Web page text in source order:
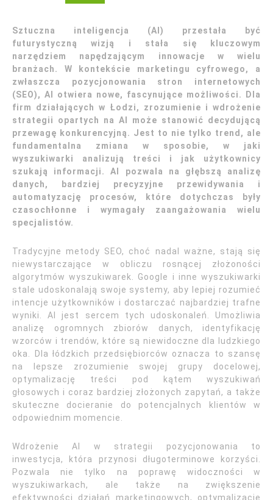
Sztuczna inteligencja (AI) przestała być
futurystyczną wizją i stała się kluczowym
narzędziem napędzającym innowacje w wielu
branżach. W kontekście marketingu cyfrowego, a
zwłaszcza pozycjonowania stron internetowych
(SEO), AI otwiera nowe, fascynujące możliwości. Dla
firm działających w Łodzi, zrozumienie i wdrożenie
strategii opartych na AI może stanowić decydującą
przewagę konkurencyjną. Jest to nie tylko trend, ale
fundamentalna zmiana w sposobie, w jaki
wyszukiwarki analizują treści i jak użytkownicy
szukają informacji. AI pozwala na głębszą analizę
danych, bardziej precyzyjne przewidywania i
automatyzację procesów, które dotychczas były
czasochłonne i wymagały zaangażowania wielu
specjalistów.
Tradycyjne metody SEO, choć nadal ważne, stają się
niewystarczające w obliczu rosnącej złożoności
algorytmów wyszukiwarek. Google i inne wyszukiwarki
stale udoskonalają swoje systemy, aby lepiej rozumieć
intencje użytkowników i dostarczać najbardziej trafne
wyniki. AI jest sercem tych udoskonaleń. Umożliwia
analizę ogromnych zbiorów danych, identyfikację
wzorców i trendów, które są niewidoczne dla ludzkiego
oka. Dla łódzkich przedsiębiorców oznacza to szansę
na lepsze zrozumienie swojej grupy docelowej,
optymalizację treści pod kątem wyszukiwań
głosowych i coraz bardziej złożonych zapytań, a także
skuteczne docieranie do potencjalnych klientów w
odpowiednim momencie.
Wdrożenie AI w strategii pozycjonowania to
inwestycja, która przynosi długoterminowe korzyści.
Pozwala nie tylko na poprawę widoczności w
wyszukiwarkach, ale także na zwiększenie
efektywności działań marketingowych, optymalizację